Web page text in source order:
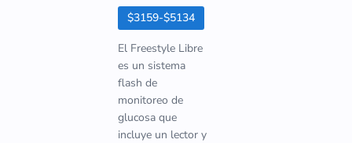
$3159-$5134
El Freestyle Libre
es un sistema
flash de
monitoreo de
glucosa que
incluye un lector y